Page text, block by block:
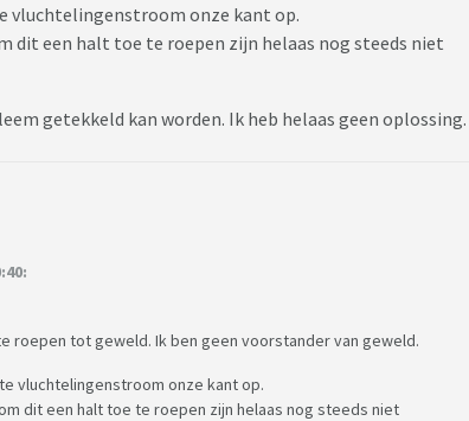
vluchtelingenstroom onze kant op.
dit een halt toe te roepen zijn helaas nog steeds niet
getekkeld kan worden. Ik heb helaas geen oplossing.
roepen tot geweld. Ik ben geen voorstander van geweld.
vluchtelingenstroom onze kant op.
dit een halt toe te roepen zijn helaas nog steeds niet